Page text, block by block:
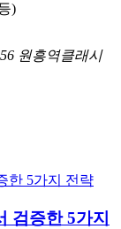
)
원흥역클래시
검증한 5가지